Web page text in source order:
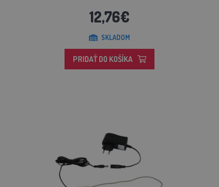
12,76€
SKLADOM
PRIDAŤ DO KOŠÍKA